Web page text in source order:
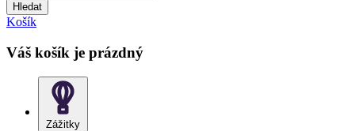
Hledat
Košík
Váš košík je prázdný
Zážitky